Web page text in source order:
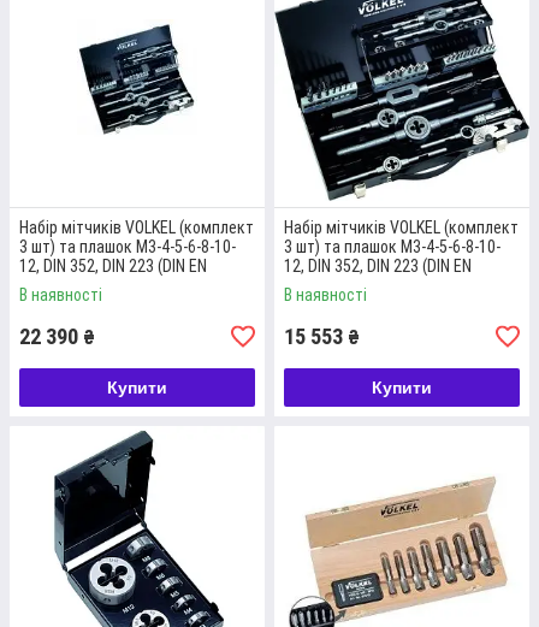
НАБІР МІТЧИКІВ 3 ШТ І ПЛАШОК М3-4-
5-6-8-10-12-14-16-18-20 HSS-G
Набір складається з 3-х мітчиків та плашок розміром М3-4-5-
6-8-10-12-14-16-18-20. Крім того, комплектацією передбачені
мітчикотримач та плашкотримач, тому у вашому
розпорядженні буде повний набір різьбонарізного
внутрішнє, так і зовнішнє різьблення.
Докладніше
Набір мітчиків VOLKEL (комплект
3 шт) та плашок M3-4-5-6-8-10-
12, DIN 352, DIN 223 (DIN EN
22568), різьба DIN 13, свердла
В наявності
22 390 ₴
Купити
Набір мітчиків VOLKEL (комплект
3 шт) та плашок M3-4-5-6-8-10-
12, DIN 352, DIN 223 (DIN EN
22568), різьба DIN 13,
Мітчикотримач
В наявності
15 553 ₴
Купити